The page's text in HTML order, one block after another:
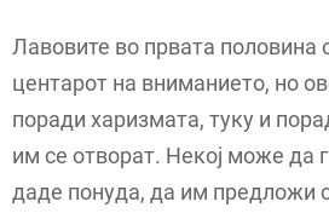
Лавовите во првата половина
центарот на вниманието, но
поради харизмата, туку и
им се отворат. Некој може да
даде понуда, да им предложи